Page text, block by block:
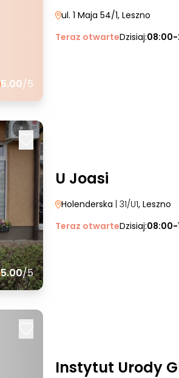
5.00/5
ul. 1 Maja 54/1, Leszno
Teraz otwarteDzisiaj:08:00-
5.00/5
U Joasi
Holenderska | 31/U1, Leszno
Teraz otwarteDzisiaj:08:00-
Instytut Urody